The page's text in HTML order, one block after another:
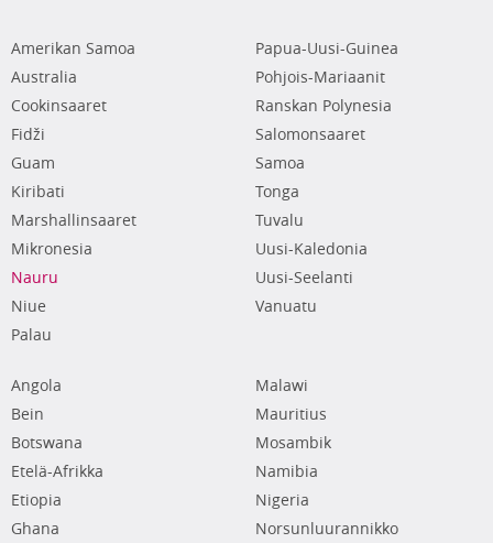
Amerikan Samoa
Australia
Cookinsaaret
Fidži
Guam
Kiribati
Marshallinsaaret
Mikronesia
Nauru
Niue
Palau
Papua-Uusi-Guinea
Pohjois-Mariaanit
Ranskan Polynesia
Salomonsaaret
Samoa
Tonga
Tuvalu
Uusi-Kaledonia
Uusi-Seelanti
Vanuatu
Angola
Bein
Botswana
Etelä-Afrikka
Etiopia
Ghana
Malawi
Mauritius
Mosambik
Namibia
Nigeria
Norsunluurannikko